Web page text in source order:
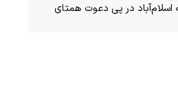
اسلام‌آباد در پی دعوت همتای